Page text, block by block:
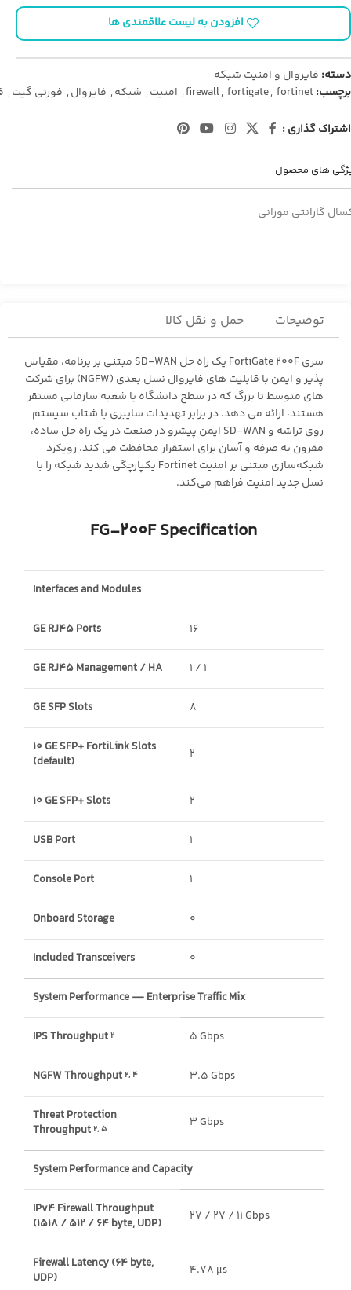
افزودن به لیست علاقمندی ها
دسته: فایروال و امنیت شبکه
برچسب:
firewall, fortigate, fortinet
, امنیت, شبکه, فایروال, فورتی گیت,
اشتراک گذاری :
های محصول
گارانتی مورانی
توضیحات حمل و نقل کالا
سری FortiGate 200F یک راه حل SD-WAN مبتنی بر برنامه، مقیاس
پذیر و ایمن با قابلیت های فایروال نسل بعدی (NGFW) برای شرکت
های متوسط ​​تا بزرگ که در سطح دانشگاه یا شعبه سازمانی مستقر
هستند، ارائه می دهد. در برابر تهدیدات سایبری با شتاب سیستم
روی تراشه و SD-WAN ایمن پیشرو در صنعت در یک راه حل ساده،
مقرون به صرفه و آسان برای استقرار محافظت می کند. رویکرد
شبکه‌سازی مبتنی بر امنیت Fortinet یکپارچگی شدید شبکه را با
نسل جدید امنیت فراهم می‌کند.
FG-200F Specification
Interfaces and Modules
GE RJ45 Ports 16
GE RJ45 Management / HA 1 / 1
GE SFP Slots 8
10 GE SFP+ FortiLink Slots
(default)
2
10 GE SFP+ Slots 2
USB Port 1
Console Port 1
Onboard Storage 0
Included Transceivers 0
System Performance — Enterprise Traffic Mix
IPS Throughput2 5 Gbps
NGFW Throughput2, 4 3.5 Gbps
Threat Protection
Throughput2, 5 3 Gbps
System Performance and Capacity
IPv4 Firewall Throughput
(1518 / 512 / 64 byte, UDP)
27 / 27 / 11 Gbps
Firewall Latency (64 byte,
UDP)
4.78 μs